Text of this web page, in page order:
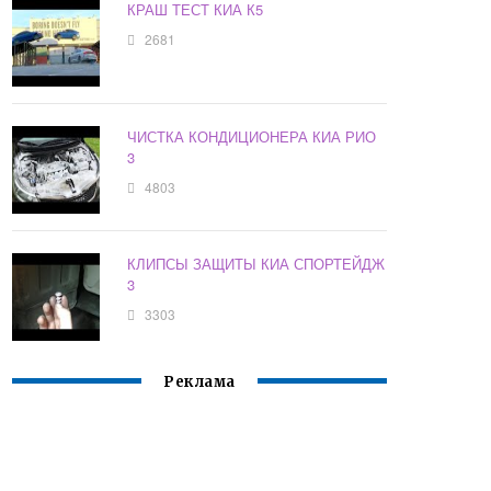
КРАШ ТЕСТ КИА К5
2681
ЧИСТКА КОНДИЦИОНЕРА КИА РИО
3
4803
КЛИПСЫ ЗАЩИТЫ КИА СПОРТЕЙДЖ
3
3303
Реклама